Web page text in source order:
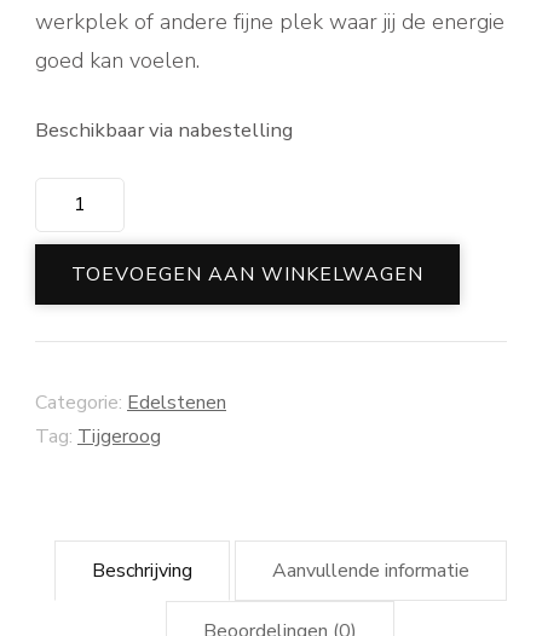
werkplek of andere fijne plek waar jij de energie
goed kan voelen.
Beschikbaar via nabestelling
Tijgeroog trommelsteen
aantal
TOEVOEGEN AAN WINKELWAGEN
Categorie: Edelstenen
Tag: Tijgeroog
Beschrijving Aanvullende informatie